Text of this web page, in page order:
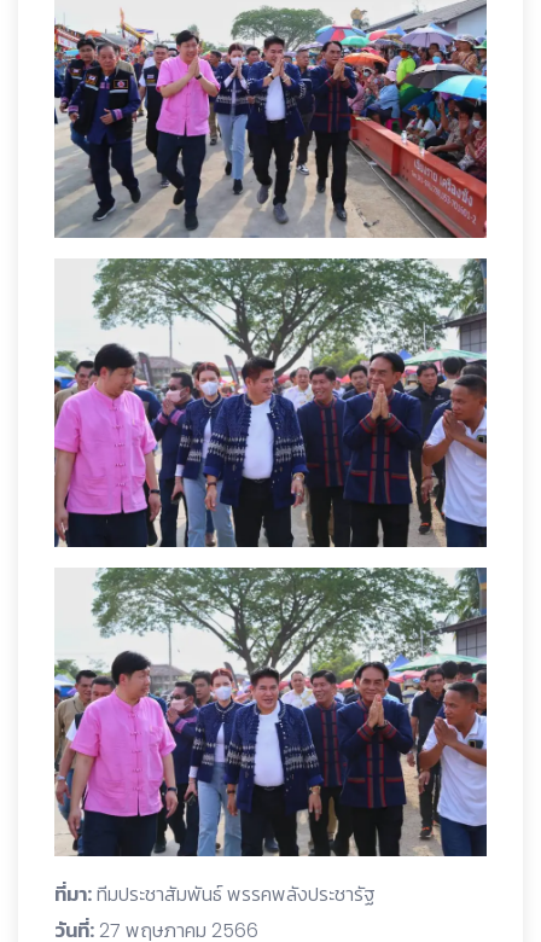
ที่มา:ทีมประชาสัมพันธ์ พรรคพลังประชารัฐ
วันที่: 27 พฤษภาคม 2566